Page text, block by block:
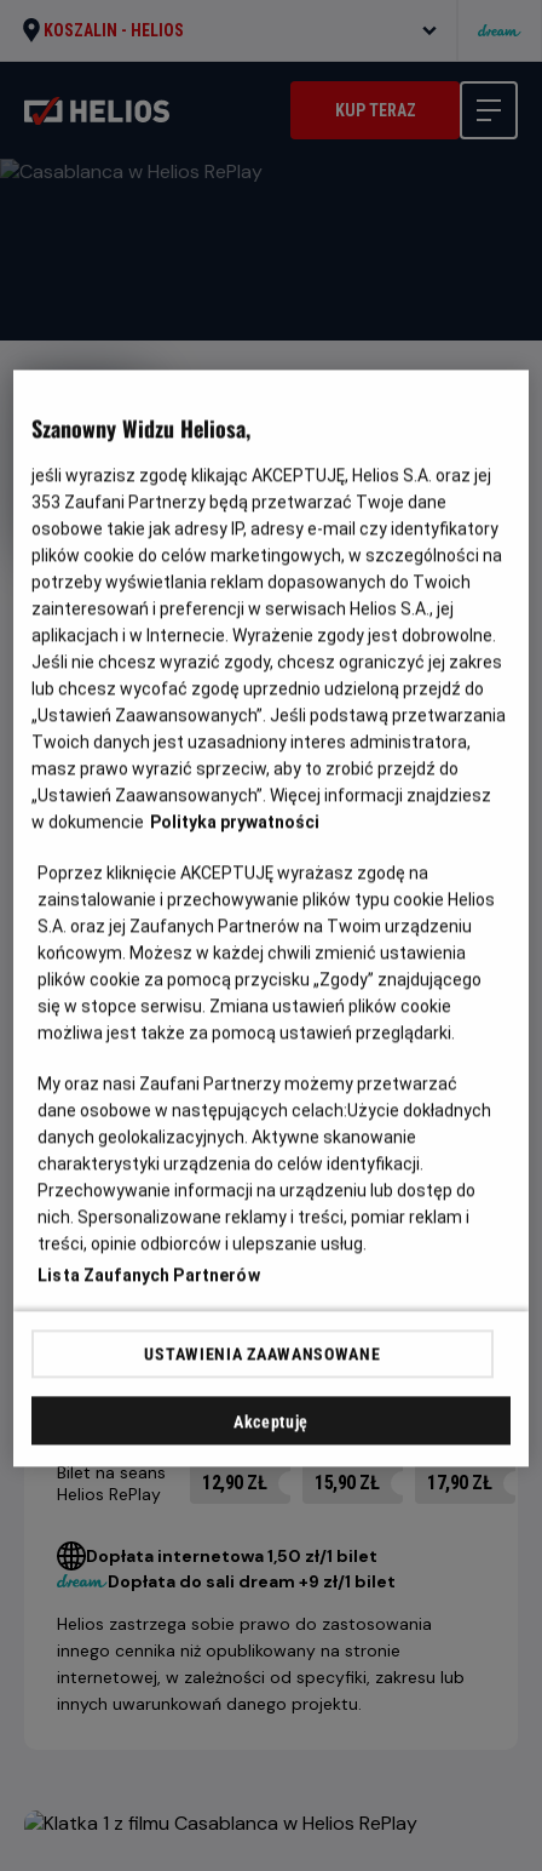
KOSZALIN - HELIOS
KUP TERAZ
OBSERWUJ
Casablanca w Helios RePlay
Gatunek
Dramat / Film- noir
Minimalny
wiek
Od 13 lat
Czas
trwania
118 min
REŻYSERIA
Michael Curtiz
SCENARIUSZ
Murray Burnett, Casey
Robinson
OBSADA
Humphrey Bogart, Ingrid Bergman, Paul Henreid, Claud Rains
WIĘCEJ SZCZEGÓŁÓW
OPIS WYDARZENIA
Casablanca: Łatwo do niej trafić, trudniej ją pokochać,
zwłaszcza jeśli twoje nazwisko figuruje na liście osób
poszukiwanych przez nazistów.
Na czele tej listy znajduje się przywódca czeskiego ruchu
oporu Victor Laszlo (Paul Henreid), którego jedyną nadzieją
jest Rick Blaine (Humphrey Bogart). Rick to cyniczny
Amerykanin, który nie ma zamiaru poświęcać się dla
nikogo... a już na pewno nie dla żony Victora, Ilsy (Ingrid
Bergman), byłej kochanki, która niegdyś złamała mu serce.
Gdy Ilsa proponuje, że spędzi z nim noc w zamian za
umożliwienie Victorowi bezpiecznego wyjazdu z kraju,
zgorzkniały Rick musi dokonać wyboru między własnym
szczęściem a dobrem tych, których życie wisi na włosku.
Wyróżniona trzema Oscarami®, w tym za najlepszy film,
Casablanca to najpopularniejszy i najbardziej uwielbiany film
na świecie!
CENNIK
14 dni +
Bilet na seans
Helios RePlay
12,90 ZŁ 15,90 ZŁ 17,90 ZŁ
Dopłata internetowa 1,50 zł/1 bilet
Dopłata do sali dream +9 zł/1 bilet
Helios zastrzega sobie prawo do zastosowania
innego cennika niż opublikowany na stronie
internetowej, w zależności od specyfiki, zakresu lub
innych uwarunkowań danego projektu.
Szanowny Widzu Heliosa,
jeśli wyrazisz zgodę klikając AKCEPTUJĘ, Helios S.A. oraz jej
353 Zaufani Partnerzy będą przetwarzać Twoje dane
osobowe takie jak adresy IP, adresy e-mail czy identyfikatory
plików cookie do celów marketingowych, w szczególności na
potrzeby wyświetlania reklam dopasowanych do Twoich
zainteresowań i preferencji w serwisach Helios S.A., jej
aplikacjach i w Internecie. Wyrażenie zgody jest dobrowolne.
Jeśli nie chcesz wyrazić zgody, chcesz ograniczyć jej zakres
lub chcesz wycofać zgodę uprzednio udzieloną przejdź do
„Ustawień Zaawansowanych”. Jeśli podstawą przetwarzania
Twoich danych jest uzasadniony interes administratora,
masz prawo wyrazić sprzeciw, aby to zrobić przejdź do
„Ustawień Zaawansowanych”. Więcej informacji znajdziesz
w dokumencie Polityka prywatności
Poprzez kliknięcie AKCEPTUJĘ wyrażasz zgodę na
zainstalowanie i przechowywanie plików typu cookie Helios
S.A. oraz jej Zaufanych Partnerów na Twoim urządzeniu
końcowym. Możesz w każdej chwili zmienić ustawienia
plików cookie za pomocą przycisku „Zgody” znajdującego
się w stopce serwisu. Zmiana ustawień plików cookie
możliwa jest także za pomocą ustawień przeglądarki.
My oraz nasi Zaufani Partnerzy możemy przetwarzać
dane osobowe w następujących celach:Użycie dokładnych
danych geolokalizacyjnych. Aktywne skanowanie
charakterystyki urządzenia do celów identyfikacji.
Przechowywanie informacji na urządzeniu lub dostęp do
nich. Spersonalizowane reklamy i treści, pomiar reklam i
treści, opinie odbiorców i ulepszanie usług.
Lista Zaufanych Partnerów
USTAWIENIA ZAAWANSOWANE
Akceptuję